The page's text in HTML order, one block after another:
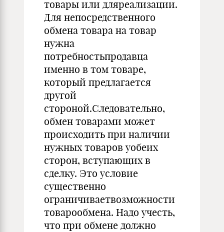
товары или дляреализации.
Для непосредственного
обмена товара на товар
нужна
потребностьпродавца
именно в том товаре,
который предлагается
другой
стороной.Следовательно,
обмен товарами может
происходить при наличии
нужных товаров уобеих
сторон, вступающих в
сделку. Это условие
существенно
ограничиваетвозможности
товарообмена. Надо учесть,
что при обмене должно